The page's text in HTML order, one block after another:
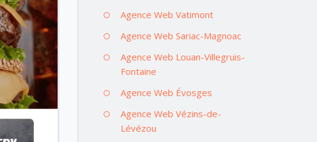
Agence Web Vatimont
Agence Web Sariac-Magnoac
Agence Web Louan-Villegruis-
Fontaine
Agence Web Évosges
Agence Web Vézins-de-
Lévézou